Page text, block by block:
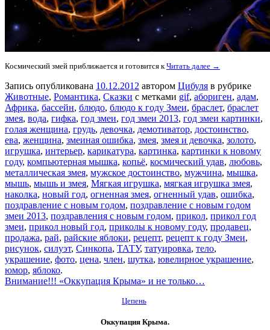
Космический змей приближается и готовится к Читать далее →
Запись опубликована 10.12.2012 автором Цибуля в рубрике
Животные, Романтика, Сказки с метками gif, абориген, адам,
Африка, бассейн, блюдо, блюдо к году Змеи, браслет, браслет
змея, вода, гифка, год змеи, год змеи 2013, год змеи картинки,
голая женщина, грудь, девочка, демотиватор, достоинство,
ева, женщина, змеиная ошибка, змея, змея и девочка, золото,
игрушка, интерьер, карикатура, картинка, картинки к новому
году, компьютерная мышка, копьё, космический удав, любовь,
металлическая змея, мужское достоинство, мужчина, мышка,
мышь, мышь и змея, Мягкая игрушка, мягкая игрушка змея,
наколка, новый год, огненная змея, огненный удав, ошибка,
поздравление с новым годом, поздравление с новым годом
змеи 2013, поздравления с новым годом, прикол, прикол год
змеи, прикол новый год, приколы к новому году, продавец,
продажа, рай, райские яблоки, рецепт, рецепт к году Змеи,
рисунок, силуэт, Синкопа, ТАТУ, татуировка, тело,
украшение, фото, цена, член, шутка, ювелирное украшение,
юмор, яблоко.
Внимание!!! «Оккупация Крыма» и не только…
Цепень
Оккупация Крыма.